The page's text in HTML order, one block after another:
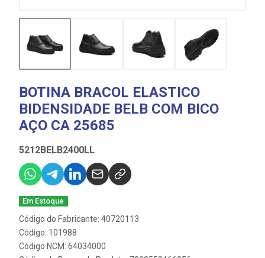
BOTINA BRACOL ELASTICO
BIDENSIDADE BELB COM BICO
AÇO CA 25685
5212BELB2400LL
Em Estoque
Código do Fabricante: 40720113
Código: 101988
Código NCM: 64034000